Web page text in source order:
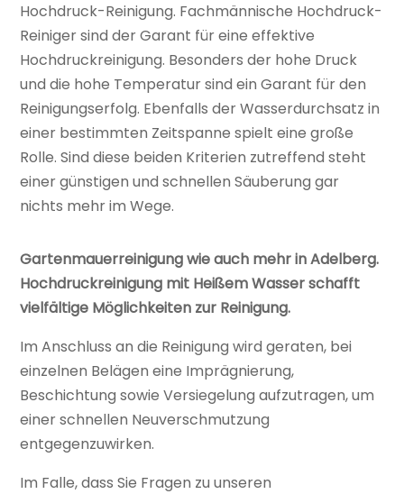
Hochdruck-Reinigung. Fachmännische Hochdruck-
Reiniger sind der Garant für eine effektive
Hochdruckreinigung. Besonders der hohe Druck
und die hohe Temperatur sind ein Garant für den
Reinigungserfolg. Ebenfalls der Wasserdurchsatz in
einer bestimmten Zeitspanne spielt eine große
Rolle. Sind diese beiden Kriterien zutreffend steht
einer günstigen und schnellen Säuberung gar
nichts mehr im Wege.
Gartenmauerreinigung wie auch mehr in Adelberg.
Hochdruckreinigung mit Heißem Wasser schafft
vielfältige Möglichkeiten zur Reinigung.
Im Anschluss an die Reinigung wird geraten, bei
einzelnen Belägen eine Imprägnierung,
Beschichtung sowie Versiegelung aufzutragen, um
einer schnellen Neuverschmutzung
entgegenzuwirken.
Im Falle, dass Sie Fragen zu unseren